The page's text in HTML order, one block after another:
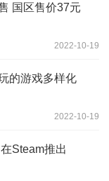
国区售价37元
2022-10-19
的游戏多样化
2022-10-19
Steam推出